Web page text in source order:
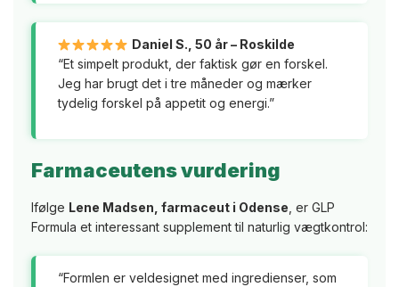
Daniel S., 50 år – Roskilde
“Et simpelt produkt, der faktisk gør en forskel.
Jeg har brugt det i tre måneder og mærker
tydelig forskel på appetit og energi.”
Farmaceutens vurdering
Ifølge Lene Madsen, farmaceut i Odense , er GLP
Formula et interessant supplement til naturlig vægtkontrol:
“Formlen er veldesignet med ingredienser, som